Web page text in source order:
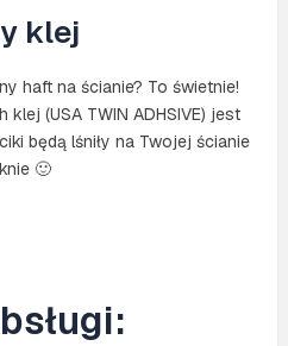
klej
haft na ścianie? To świetnie!
(USA TWIN ADHSIVE) jest
będą lśniły na Twojej ścianie
🙂